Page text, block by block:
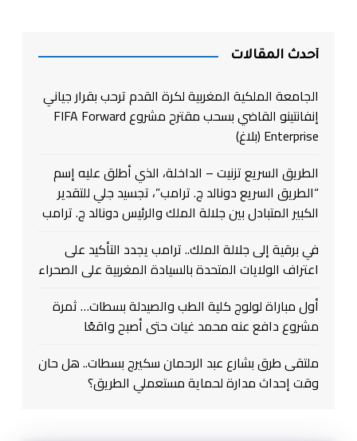
أحدث المقالات
الجامعة الملكية المغربية لكرة القدم ترحب بقرار جياني
إنفانتينو القاضي بسحب مقترح مشروع FIFA Forward
Enterprise (بلاغ)
الطريق السريع تزنيت – الداخلة، الذي أطلق عليه إسم
“الطريق السريع دونالد ج. ترامب”، تجسيد جلي للتقدير
الكبير المتبادل بين جلالة الملك والرئيس دونالد ج. ترامب
في برقية إلى جلالة الملك.. ترامب يجدد التأكيد على
اعتراف الولايات المتحدة بالسيادة المغربية على الصحراء
أول مباراة لولوج كلية الطب والصيدلة بسطات… ثمرة
مشروع دافع عنه محمد غيات حتى أصبح واقعًا
ملتقى طرق بشارع عبد الرحمان سكيرج بسطات.. هل حان
وقت إحداث مدارة لحماية مستعملي الطريق؟